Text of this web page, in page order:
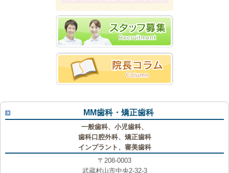
MM歯科・矯正歯科
一般歯科、小児歯科、
歯科口腔外科、矯正歯科
インプラント、審美歯科
〒208-0003
武蔵村山市中央2-32-3